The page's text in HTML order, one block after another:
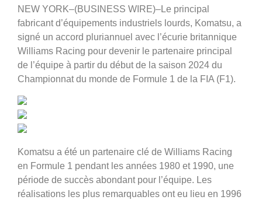
NEW YORK–(BUSINESS WIRE)–Le principal
fabricant d’équipements industriels lourds, Komatsu, a
signé un accord pluriannuel avec l’écurie britannique
Williams Racing pour devenir le partenaire principal
de l’équipe à partir du début de la saison 2024 du
Championnat du monde de Formule 1 de la FIA (F1).
Komatsu a été un partenaire clé de Williams Racing
en Formule 1 pendant les années 1980 et 1990, une
période de succès abondant pour l’équipe. Les
réalisations les plus remarquables ont eu lieu en 1996